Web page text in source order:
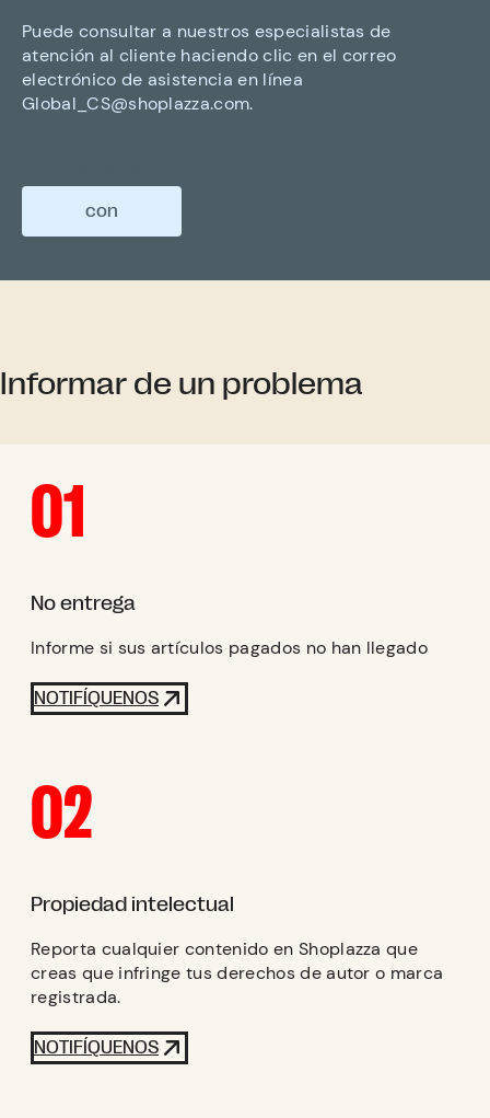
Puede consultar a nuestros especialistas de
atención al cliente haciendo clic en el correo
electrónico de asistencia en línea
Global_CS@shoplazza.com.
con
Informar de un problema
01
No entrega
Informe si sus artículos pagados no han llegado
NOTIFÍQUENOS
02
Propiedad intelectual
Reporta cualquier contenido en Shoplazza que
creas que infringe tus derechos de autor o marca
registrada.
NOTIFÍQUENOS